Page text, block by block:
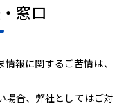
窓口
報に関するご苦情は、
場合、弊社としてはご対